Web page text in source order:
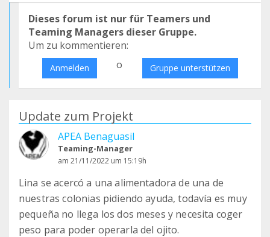
Dieses forum ist nur für Teamers und
Teaming Managers dieser Gruppe.
Um zu kommentieren:
Anmelden o Gruppe unterstützen
Update zum Projekt
APEA Benaguasil
Teaming-Manager
am 21/11/2022 um 15:19h
Lina se acercó a una alimentadora de una de
nuestras colonias pidiendo ayuda, todavía es muy
pequeña no llega los dos meses y necesita coger
peso para poder operarla del ojito.